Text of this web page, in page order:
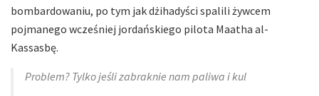
bombardowaniu, po tym jak dżihadyści spalili żywcem
pojmanego wcześniej jordańskiego pilota Maatha al-
Kassasbę.
Problem? Tylko jeśli zabraknie nam paliwa i kul